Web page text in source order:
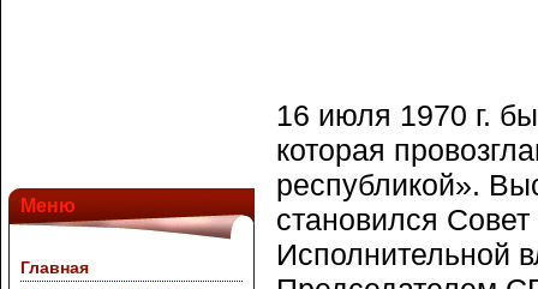
Меню
Главная
16 июля 1970 г.
ко­торая
республи­кой».
становился
Исполнительной